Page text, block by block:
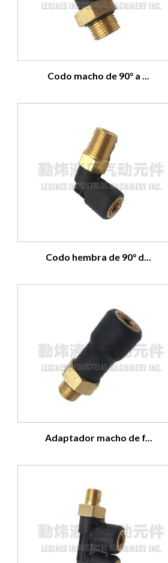
Codo macho de 90° a ...
Codo hembra de 90° d...
Adaptador macho de f...